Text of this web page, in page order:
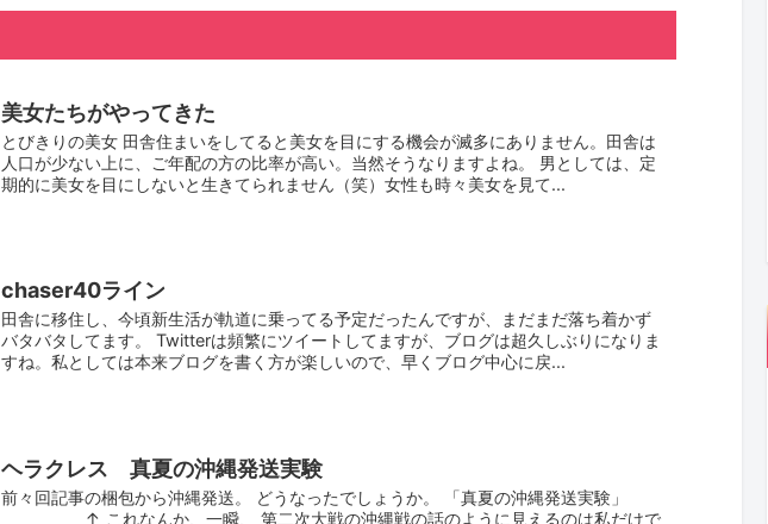
美女たちがやってきた
とびきりの美女 田舎住まいをしてると美女を目にする機会が滅多にありません。田舎は
人口が少ない上に、ご年配の方の比率が高い。当然そうなりますよね。 男としては、定
期的に美女を目にしないと生きてられません（笑）女性も時々美女を見て...
chaser40ライン
田舎に移住し、今頃新生活が軌道に乗ってる予定だったんですが、まだまだ落ち着かず
バタバタしてます。 Twitterは頻繁にツイートしてますが、ブログは超久しぶりになりま
すね。私としては本来ブログを書く方が楽しいので、早くブログ中心に戻...
ヘラクレス 真夏の沖縄発送実験
前々回記事の梱包から沖縄発送。 どうなったでしょうか。 「真夏の沖縄発送実験」
↑ これなんか、一瞬、 第二次大戦の沖縄戦の話のように見えるのは私だけで